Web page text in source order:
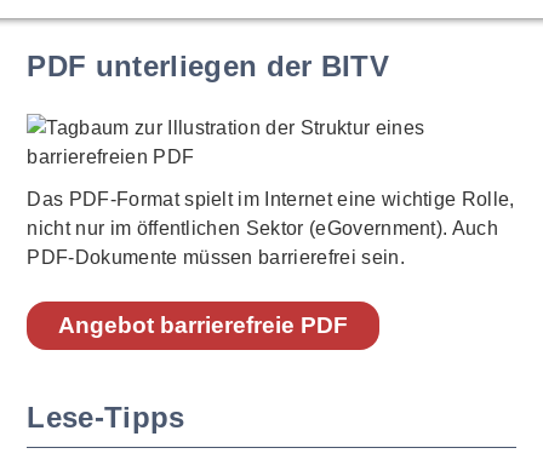
PDF unterliegen der BITV
Das PDF-Format spielt im Internet eine wichtige Rolle,
nicht nur im öffentlichen Sektor (eGovernment). Auch
PDF-Dokumente müssen barrierefrei sein.
Angebot barrierefreie PDF
Lese-Tipps